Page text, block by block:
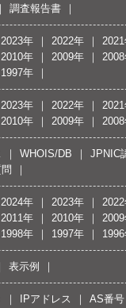
調査報告書
2023年 2022年
2010年 2009年
1997年
2023年 2022年
2010年 2009年
WHOIS/DB JPNIC
2024年 2023年
2011年 2010年
1998年 1997年
表示例
IPアドレス AS番号